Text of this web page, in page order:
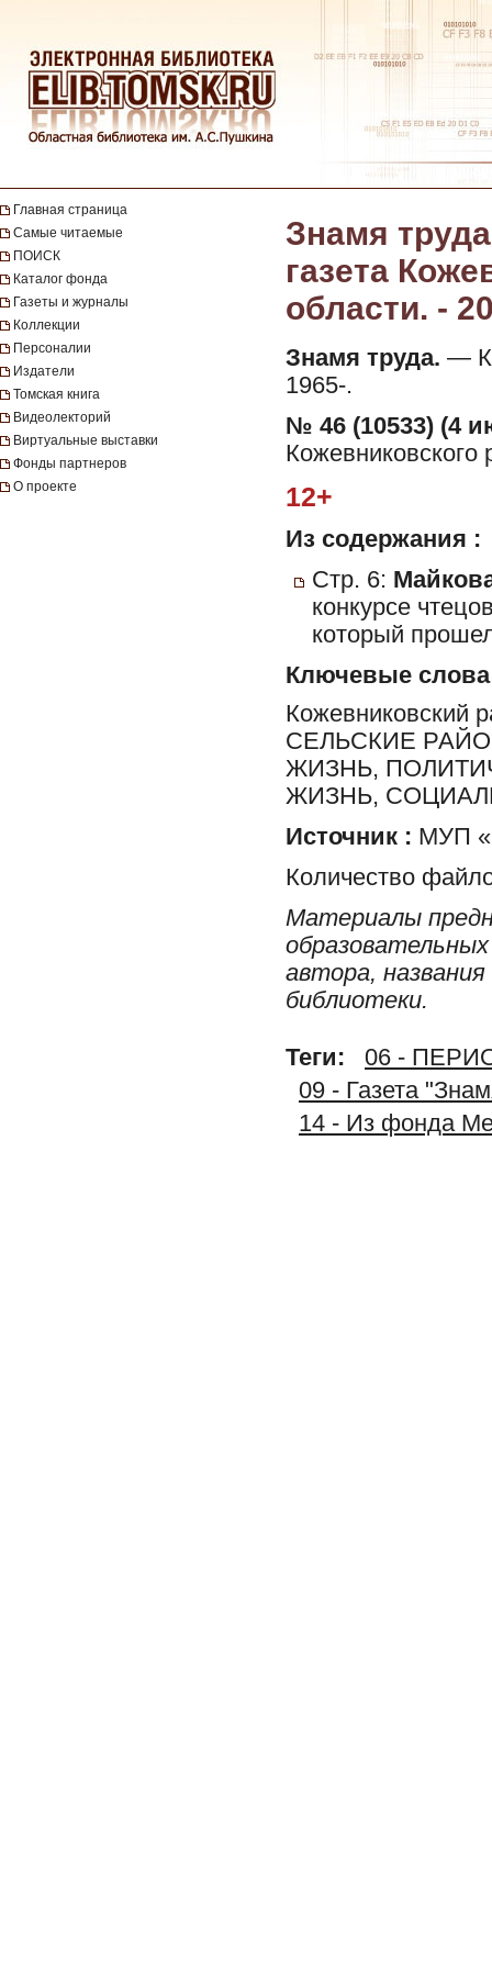
Главная страница
Самые читаемые
ПОИСК
Каталог фонда
Газеты и журналы
Коллекции
Персоналии
Издатели
Томская книга
Видеолекторий
Виртуальные выставки
Фонды партнеров
О проекте
Знамя
газета
области. -
Знамя труда. —
1965-.
№ 46 (10533) (4
Кожевниковского
12+
Из содержания :
Стр. 6:
конкурсе
который
Ключевые слова
Кожевниковский
СЕЛЬСКИЕ
ЖИЗНЬ,
ЖИЗНЬ,
Источник : МУП
Количество
Материалы
автора,
библиотеки.
Теги:
06 -
09 - Газета
14 - Из фонда